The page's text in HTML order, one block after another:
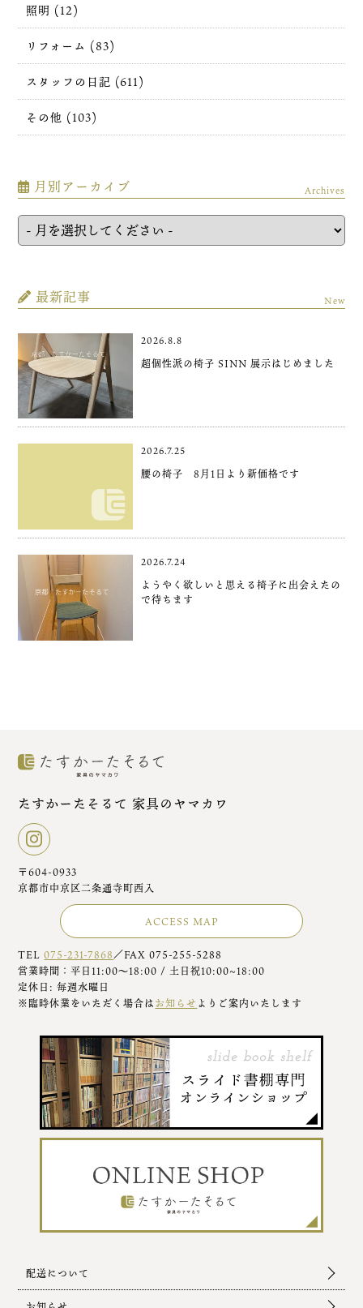
照明 (12)
リフォーム (83)
スタッフの日記 (611)
その他 (103)
月別アーカイブ Archives
最新記事 New
2026.8.8
超個性派の椅子 SINN 展示はじめました
2026.7.25
腰の椅子 8月1日より新価格です
2026.7.24
ようやく欲しいと思える椅子に出会えたの
で待ちます
たすかーたそるて 家具のヤマカワ
〒604-0933
京都市中京区二条通寺町西入
ACCESS MAP
TEL075-231-7868／FAX 075-255-5288
営業時間：平日11:00～18:00 / 土日祝10:00~18:00
定休日: 毎週水曜日
※臨時休業をいただく場合はお知らせ よりご案内いたします
配送について